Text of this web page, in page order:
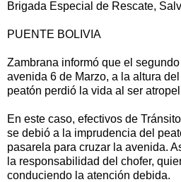
Brigada Especial de Rescate,
PUENTE BOLIVIA
Zambrana informó que el
avenida 6 de Marzo, a la altura
peatón perdió la vida al ser
En este caso, efectivos de
se debió a la imprudencia del
pasarela para cruzar la avenida.
la responsabilidad del chofer,
conduciendo la atención debida.